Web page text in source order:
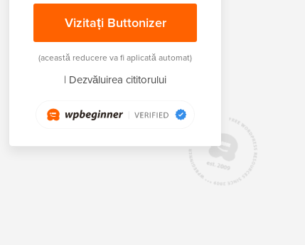
Vizitați Buttonizer
(această reducere va fi aplicată automat)
| Dezvăluirea cititorului